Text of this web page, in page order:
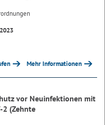
Mehr Informationen
vor Neuinfektionen mit
2 (Zehnte